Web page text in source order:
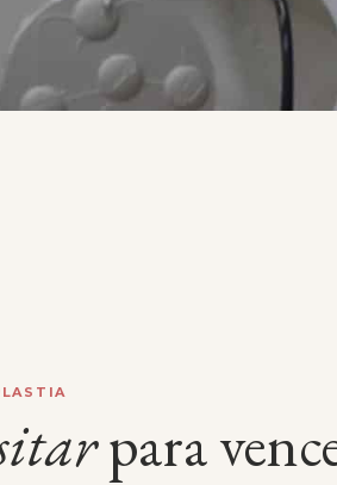
ESMALTE AL FUEGO
LACA PRECIOSA
para